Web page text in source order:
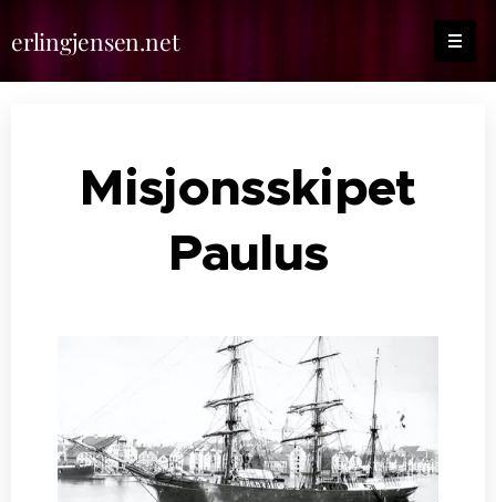
erlingjensen.net
Misjonsskipet
Paulus